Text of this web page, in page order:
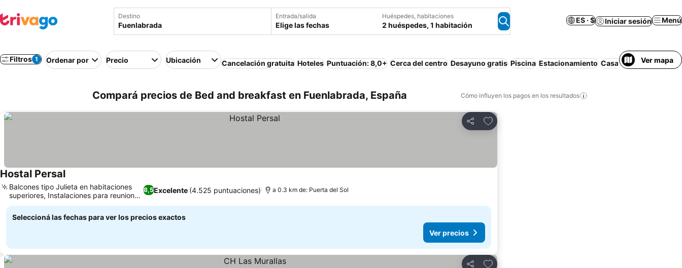
Destino Entrada/salida
Elige las fechas
Huéspedes, habitaciones
2 huéspedes, 1 habitación
ES · $ Iniciar sesión Menú
Filtros 1 Ordenar por Precio Ubicación Cancelación gratuita Hoteles Puntuación: 8,0+ Cerca del centro Desayuno gratis Piscina Estacionamiento Casa o departamento
Ver mapa
Compará precios de Bed and breakfast en Fuenlabrada, España Cómo influyen los pagos en los resultados
Compartir
Añadir a favoritos
Hostal Persal
8,5Excelente (4.525 puntuaciones)
Balcones tipo Julieta en habitaciones
superiores, Instalaciones para reuniones
y eventos
a 0.3 km de: Puerta del Sol
Seleccioná las fechas para ver los precios exactos
Ver precios
Añadir a favoritos